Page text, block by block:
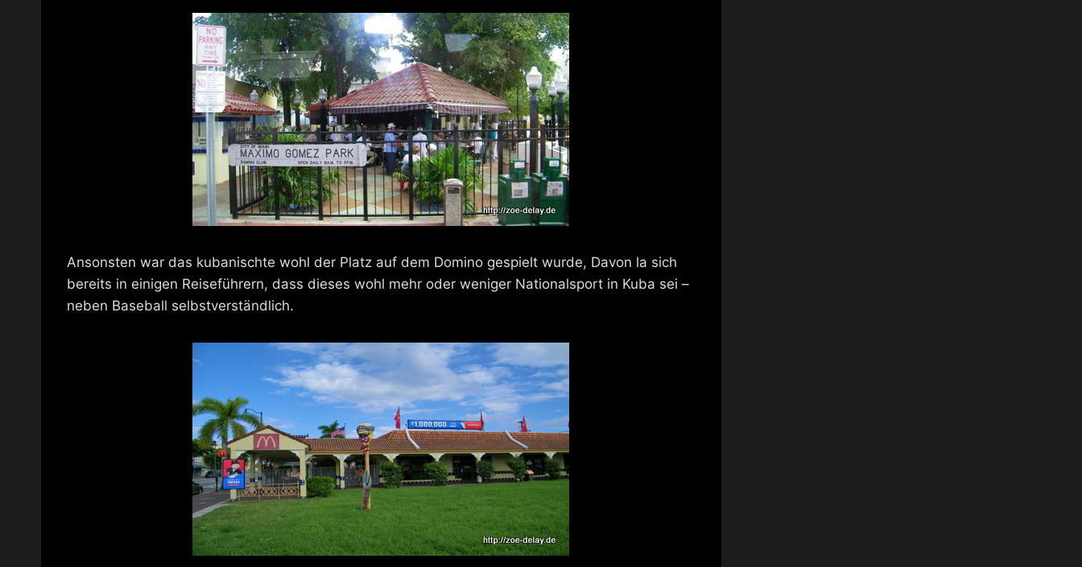
Ansonsten war das kubanischte wohl der Platz auf dem Domino gespielt wurde, Davon la sich
bereits in einigen Reiseführern, dass dieses wohl mehr oder weniger Nationalsport in Kuba sei –
neben Baseball selbstverständlich.